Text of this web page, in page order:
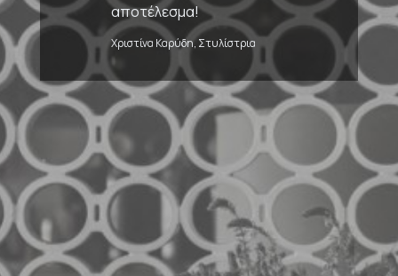
αποτέλεσμα!
Χριστίνα Καρύδη, Στυλίστρια